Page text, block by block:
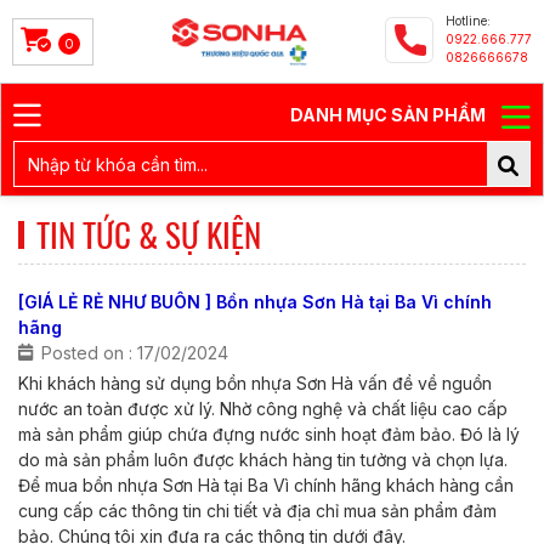
0
Hotline:
0922.666.777
0826666678
DANH MỤC SẢN PHẨM
TIN TỨC & SỰ KIỆN
[GIÁ LẺ RẺ NHƯ BUÔN ] Bồn nhựa Sơn Hà tại Ba Vì chính
hãng
Posted on : 17/02/2024
Khi khách hàng sử dụng bồn nhựa Sơn Hà vấn đề về nguồn
nước an toàn được xử lý. Nhờ công nghệ và chất liệu cao cấp
mà sản phẩm giúp chứa đựng nước sinh hoạt đảm bảo. Đó là lý
do mà sản phẩm luôn được khách hàng tin tưởng và chọn lựa.
Để mua bồn nhựa Sơn Hà tại Ba Vì chính hãng khách hàng cần
cung cấp các thông tin chi tiết và địa chỉ mua sản phẩm đảm
bảo. Chúng tôi xin đưa ra các thông tin dưới đây.